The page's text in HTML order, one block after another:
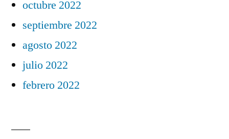
octubre 2022
septiembre 2022
agosto 2022
julio 2022
febrero 2022